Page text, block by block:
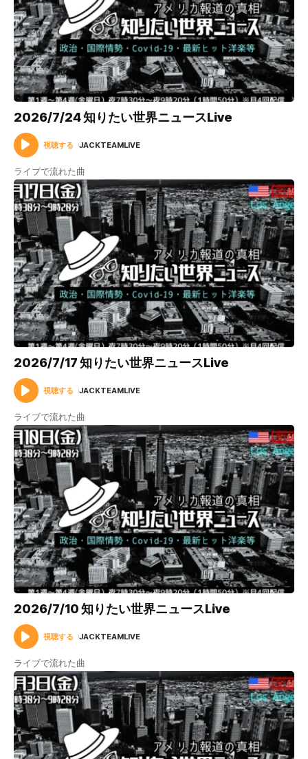
2026/7/24 知りたい世界ニュースLive
視聴する JACKTEAMLIVE
ライブで流れた曲
2026/7/17 知りたい世界ニュースLive
視聴する JACKTEAMLIVE
ライブで流れた曲
2026/7/10 知りたい世界ニュースLive
視聴する JACKTEAMLIVE
ライブで流れた曲